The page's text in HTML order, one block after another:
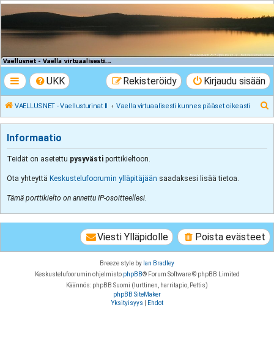
VAELLUSNET -
Vaellusturinat II
UKK Kirjaudu sisään
Rekisteröidy
VAELLUSNET - Vaellusturinat II Vaella virtuaalisesti kunnes pääset oikeasti
Informaatio
Teidät on asetettu pysyvästi porttikieltoon.
Ota yhteyttä Keskustelufoorumin ylläpitäjään saadaksesi lisää tietoa.
Tämä porttikielto on annettu IP-osoitteellesi.
Poista evästeet
Viesti Ylläpidolle
Breeze style by Ian Bradley
Keskustelufoorumin ohjelmisto phpBB® Forum Software © phpBB Limited
Käännös: phpBB Suomi (lurttinen, harritapio, Pettis)
phpBB SiteMaker
Yksityisyys
Ehdot